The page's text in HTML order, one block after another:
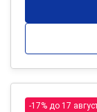
-17% до 17